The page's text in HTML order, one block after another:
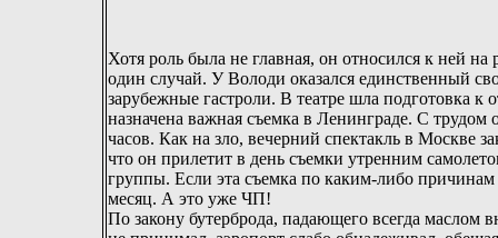
Хотя роль была не главная, он относился к ней
один случай. У Володи оказался единственный
зарубежные гастроли. В театре шла подготовка к
назначена важная съемка в Ленинграде. С трудом
часов. Как на зло, вечерний спектакль в Москве
что он прилетит в день съемки утренним
группы. Если эта съемка по каким-либо причинам
месяц. А это уже ЧП!
По закону бутерброда, падающего всегда маслом